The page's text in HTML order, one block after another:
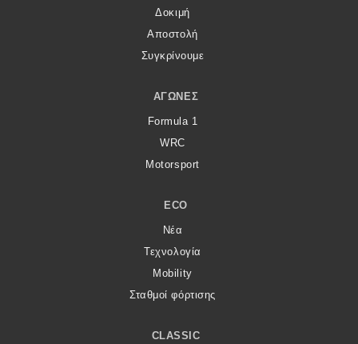
Δοκιμή
Αποστολή
Συγκρίνουμε
ΑΓΏΝΕΣ
Formula 1
WRC
Motorsport
ECO
Νέα
Τεχνολογία
Mobility
Σταθμοί φόρτισης
CLASSIC